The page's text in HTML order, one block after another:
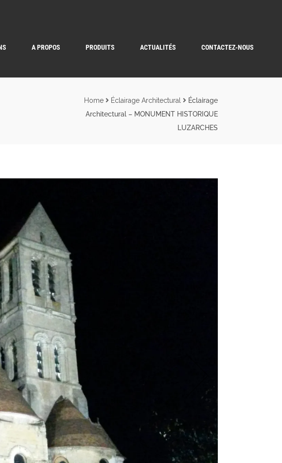
A PROPOS PRODUITS ACTUALITÉS CONTACTEZ-NOUS
Home Éclairage Architectural
Éclairage
Architectural – MONUMENT HISTORIQUE
LUZARCHES